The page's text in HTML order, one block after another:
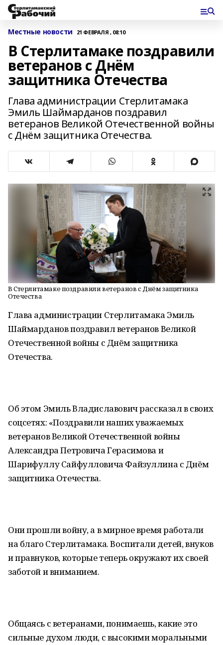
Местные новости 21 ФЕВРАЛЯ , 08:10
В Стерлитамаке поздравили
ветеранов с Днём
защитника Отечества
Глава администрации Стерлитамака
Эмиль Шаймарданов поздравил
ветеранов Великой Отечественной войны
с Днём защитника Отечества.
В Стерлитамаке поздравили ветеранов с Днём защитника
Отечества
Глава администрации Стерлитамака Эмиль
Шаймарданов поздравил ветеранов Великой
Отечественной войны с Днём защитника
Отечества.
Об этом Эмиль Владиславович рассказал в своих
соцсетях: «Поздравили наших уважаемых
ветеранов Великой Отечественной войны
Александра Петровича Герасимова и
Шарифуллу Сайфулловича Файзуллина с Днём
защитника Отечества.
Они прошли войну, а в мирное время работали
на благо Стерлитамака. Воспитали детей, внуков
и правнуков, которые теперь окружают их своей
заботой и вниманием.
Общаясь с ветеранами, понимаешь, какие это
сильные духом люди, с высокими моральными